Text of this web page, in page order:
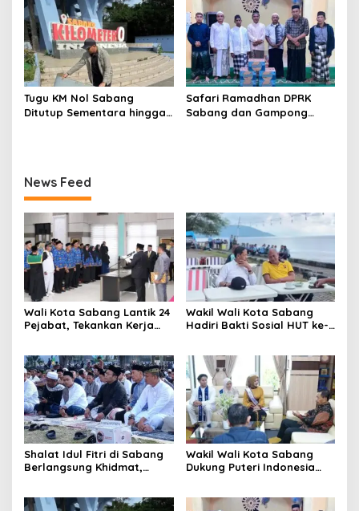
Tugu KM Nol Sabang
Ditutup Sementara hingga
Safari Ramadhan DPRK
Sabang dan Gampong
News Feed
Wali Kota Sabang Lantik 24
Pejabat, Tekankan Kerja
Wakil Wali Kota Sabang
Hadiri Bakti Sosial HUT ke-
Shalat Idul Fitri di Sabang
Berlangsung Khidmat,
Wakil Wali Kota Sabang
Dukung Puteri Indonesia